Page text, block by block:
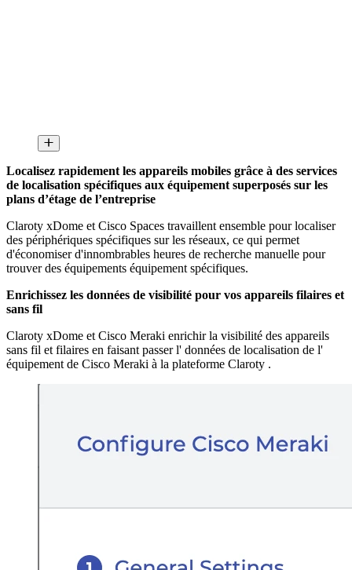
Localisez rapidement les appareils mobiles grâce à des services
de localisation spécifiques aux équipement superposés sur les
plans d’étage de l’entreprise
Claroty xDome et Cisco Spaces travaillent ensemble pour localiser
des périphériques spécifiques sur les réseaux, ce qui permet
d'économiser d'innombrables heures de recherche manuelle pour
trouver des équipements équipement spécifiques.
Enrichissez les données de visibilité pour vos appareils filaires et
sans fil
Claroty xDome et Cisco Meraki enrichir la visibilité des appareils
sans fil et filaires en faisant passer l' données de localisation de l'
équipement de Cisco Meraki à la plateforme Claroty .